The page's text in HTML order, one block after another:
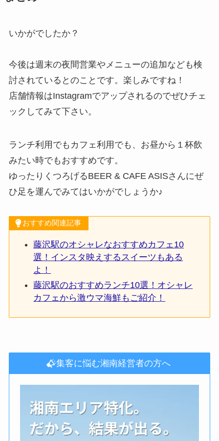
いかがでしたか？
今後は週末の夜間営業やメニューの追加なども検
討されているとのことです。楽しみですね！
店舗情報はInstagramでアップされるのでぜひチェ
ックしてみて下さい。
ランチ利用でもカフェ利用でも、お昼から１杯飲
みたい時でもおすすめです。
ゆったりくつろげるBEER & CAFE ASISさんにぜ
ひ足を運んでみてはいかがでしょうか♪
おすすめ関連記事
藤沢駅のオシャレなおすすめカフェ10
選！インスタ映えするスイーツもある
よ！
藤沢駅のおすすめランチ10選！オシャレ
カフェから激ウマ海鮮もご紹介！
集客に悩む湘南経営者の方へ